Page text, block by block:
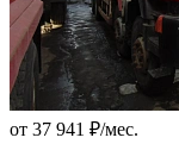
от 37 941 ₽/мес.